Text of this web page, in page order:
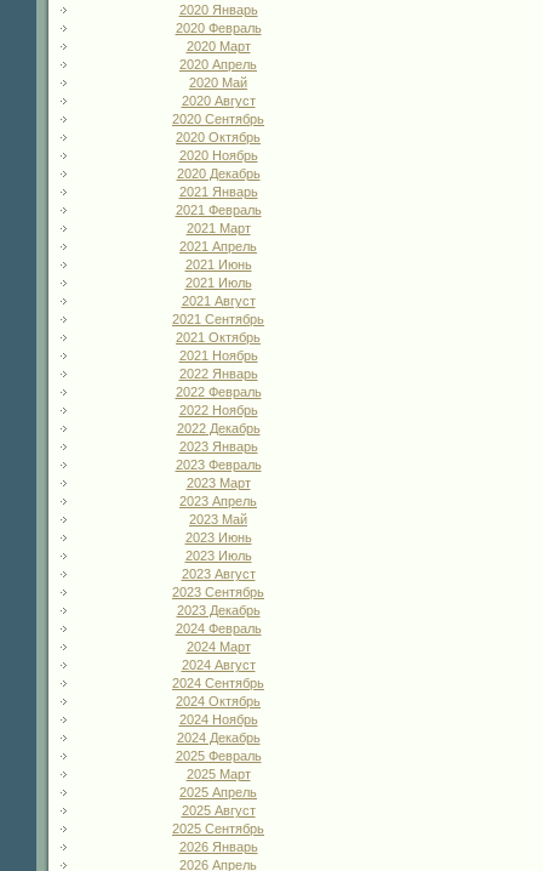
2020 Январь
2020 Февраль
2020 Март
2020 Апрель
2020 Май
2020 Август
2020 Сентябрь
2020 Октябрь
2020 Ноябрь
2020 Декабрь
2021 Январь
2021 Февраль
2021 Март
2021 Апрель
2021 Июнь
2021 Июль
2021 Август
2021 Сентябрь
2021 Октябрь
2021 Ноябрь
2022 Январь
2022 Февраль
2022 Ноябрь
2022 Декабрь
2023 Январь
2023 Февраль
2023 Март
2023 Апрель
2023 Май
2023 Июнь
2023 Июль
2023 Август
2023 Сентябрь
2023 Декабрь
2024 Февраль
2024 Март
2024 Август
2024 Сентябрь
2024 Октябрь
2024 Ноябрь
2024 Декабрь
2025 Февраль
2025 Март
2025 Апрель
2025 Август
2025 Сентябрь
2026 Январь
2026 Апрель